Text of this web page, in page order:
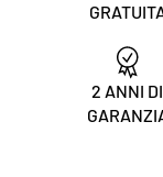
2 ANNI DI